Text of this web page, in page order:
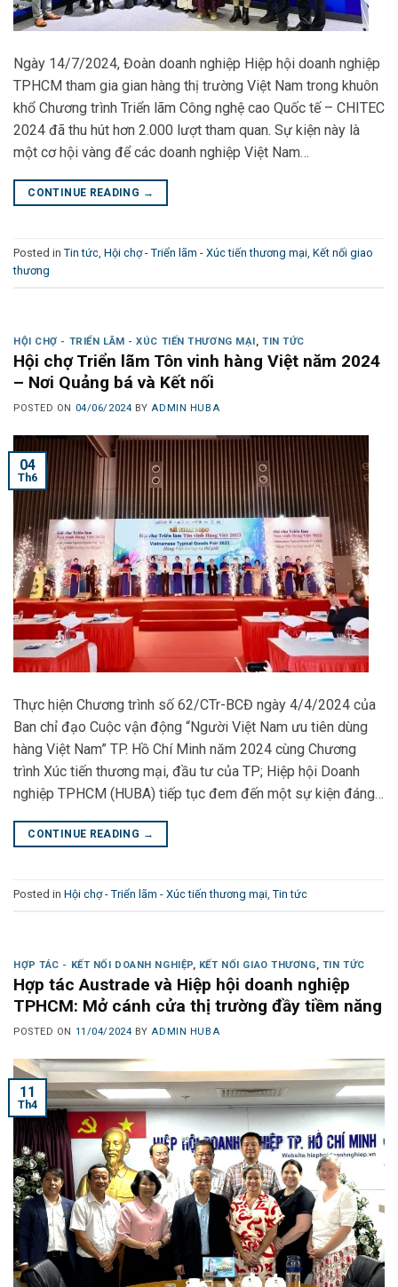
Ngày 14/7/2024, Đoàn doanh nghiệp Hiệp hội doanh nghiệp
TPHCM tham gia gian hàng thị trường Việt Nam trong khuôn
khổ Chương trình Triển lãm Công nghệ cao Quốc tế – CHITEC
2024 đã thu hút hơn 2.000 lượt tham quan. Sự kiện này là
một cơ hội vàng để các doanh nghiệp Việt Nam…
CONTINUE READING →
Posted in Tin tức Hội chợ - Triển lãm - Xúc tiến thương mại Kết nối giao
thương
HỘI CHỢ - TRIỂN LÃM - XÚC TIẾN THƯƠNG MẠI ,TIN TỨC
Hội chợ Triển lãm Tôn vinh hàng Việt năm 2024
– Nơi Quảng bá và Kết nối
POSTED ON 04/06/2024 BYADMIN HUBA
04
Th6
Thực hiện Chương trình số 62/CTr-BCĐ ngày 4/4/2024 của
Ban chỉ đạo Cuộc vận động “Người Việt Nam ưu tiên dùng
hàng Việt Nam” TP. Hồ Chí Minh năm 2024 cùng Chương
trình Xúc tiến thương mại, đầu tư của TP; Hiệp hội Doanh
nghiệp TPHCM (HUBA) tiếp tục đem đến một sự kiện đáng…
CONTINUE READING →
Posted in Hội chợ - Triển lãm - Xúc tiến thương mại, Tin tức
HỢP TÁC - KẾT NỐI DOANH NGHIỆP, KẾT NỐI GIAO THƯƠNG, TIN TỨC
Hợp tác Austrade và Hiệp hội doanh nghiệp
TPHCM: Mở cánh cửa thị trường đầy tiềm năng
POSTED ON 11/04/2024 BYADMIN HUBA
11
Th4